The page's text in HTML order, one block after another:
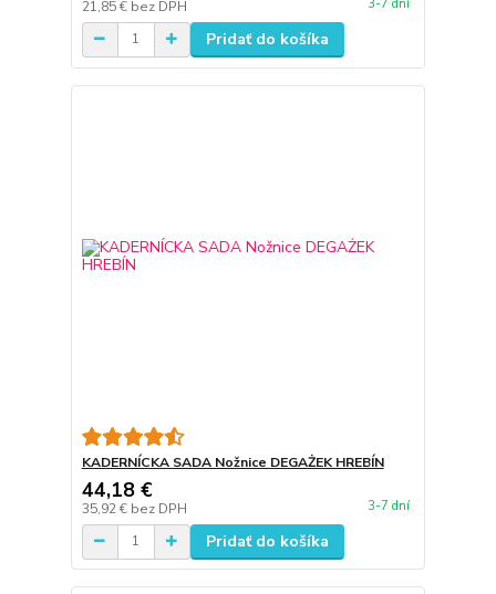
21,85 € bez DPH 3-7 dní
Pridať do košíka
KADERNÍCKA SADA Nožnice DEGAŻEK HREBÍN
44,18 €
35,92 € bez DPH 3-7 dní
Pridať do košíka